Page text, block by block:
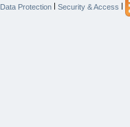
Data Protection | Security & Access |